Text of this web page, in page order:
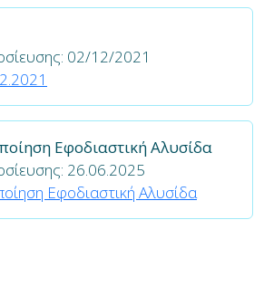
02/12/2021
Εφοδιαστική Αλυσίδα
26.06.2025
Εφοδιαστική Αλυσίδα